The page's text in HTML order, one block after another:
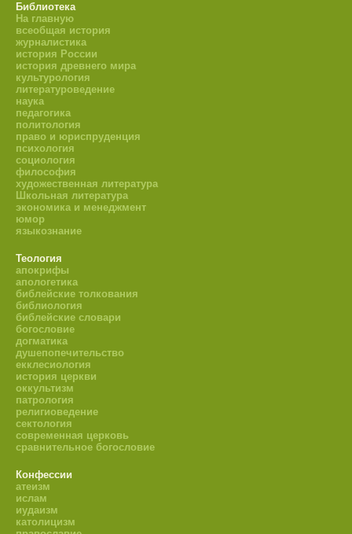
Библиотека
На главную
всеобщая история
журналистика
история России
история древнего мира
культурология
литературоведение
наука
педагогика
политология
право и юриспруденция
психология
социология
философия
художественная литература
Школьная литература
экономика и менеджмент
юмор
языкознание
Теология
апокрифы
апологетика
библейские толкования
библиология
библейские словари
богословие
догматика
душепопечительство
екклесиология
история церкви
оккультизм
патрология
религиоведение
сектология
современная церковь
сравнительное богословие
Конфессии
атеизм
ислам
иудаизм
католицизм